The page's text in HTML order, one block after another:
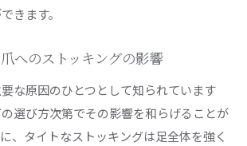
よるストッキングの引っ掛かりを防ぐ
ングの劣化を防ぐための巻き爪ケア
ングを長持ちさせる巻き爪対策
保つための巻き爪とストッキングのケ
きます。
へのストッキングの影響
な原因のひとつとして知られています
選び方次第でその影響を和らげることが
、タイトなストッキングは足全体を強く